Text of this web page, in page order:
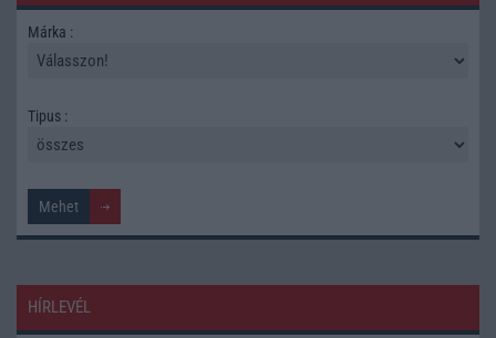
Márka :
Tipus :
HÍRLEVÉL